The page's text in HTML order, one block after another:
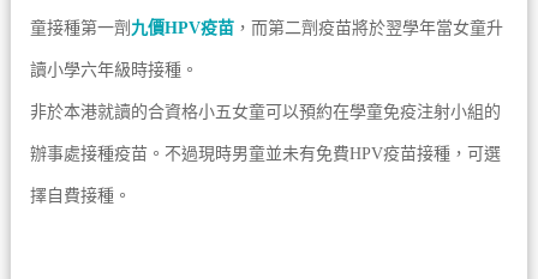
童接種第一劑 九價HPV疫苗，而第二劑疫苗將於翌學年當女童升
讀小學六年級時接種。
非於本港就讀的合資格小五女童可以預約在學童免疫注射小組的
辦事處接種疫苗。不過現時男童並未有免費HPV疫苗接種，可選
擇自費接種。